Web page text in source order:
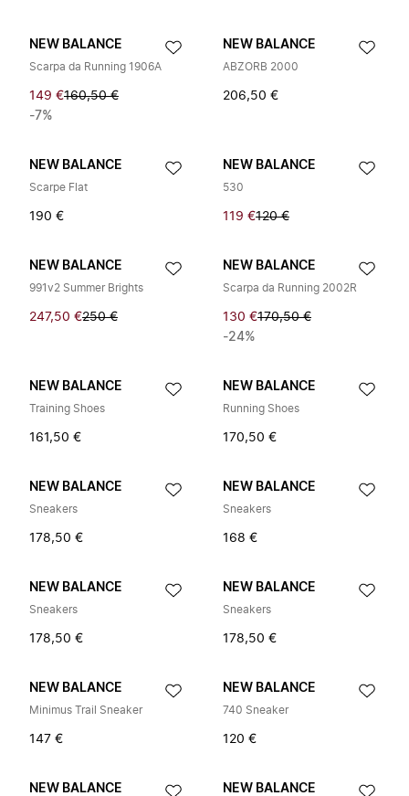
NEW BALANCE
Scarpa da Running 1906A
149 €160,50 €
-7%
NEW BALANCE
ABZORB 2000
206,50 €
NEW BALANCE
Scarpe Flat
190 €
NEW BALANCE
530
119 €120 €
NEW BALANCE
991v2 Summer Brights
247,50 €250 €
NEW BALANCE
Scarpa da Running 2002R
130 €170,50 €
-24%
NEW BALANCE
Training Shoes
161,50 €
NEW BALANCE
Running Shoes
170,50 €
NEW BALANCE
Sneakers
178,50 €
NEW BALANCE
Sneakers
168 €
NEW BALANCE
Sneakers
178,50 €
NEW BALANCE
Sneakers
178,50 €
NEW BALANCE
Minimus Trail Sneaker
147 €
NEW BALANCE
740 Sneaker
120 €
NEW BALANCE NEW BALANCE